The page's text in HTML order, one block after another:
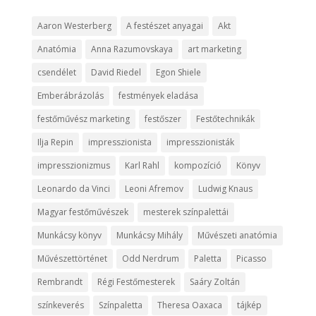
Aaron Westerberg A festészet anyagai
Akt
Anatómia
Anna Razumovskaya
art marketing
csendélet
David Riedel
Egon Shiele
Emberábrázolás
festmények eladása
festőművész marketing
festőszer
Festőtechnikák
Ilja Repin
impresszionista
impresszionisták
impresszionizmus
Karl Rahl kompozíció
Könyv
Leonardo da Vinci
Leoni Afremov
Ludwig Knaus
Magyar festőművészek
mesterek színpalettái
Munkácsy könyv
Munkácsy Mihály
Művészeti anatómia
Művészettörténet
Odd Nerdrum Paletta
Picasso
Rembrandt
Régi Festőmesterek
Saáry Zoltán
színkeverés
Színpaletta Theresa Oaxaca tájkép